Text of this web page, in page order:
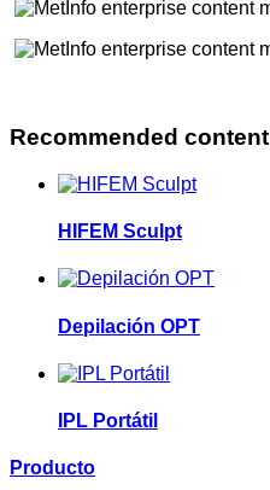
Recommended content
HIFEM Sculpt
Depilación OPT
IPL Portátil
Producto